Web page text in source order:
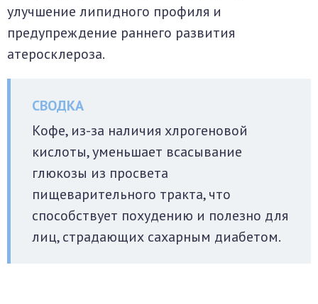
улучшение липидного профиля и
предупреждение раннего развития
атеросклероза.
Кофе, из-за наличия хлрогеновой
кислоты, уменьшает всасывание
глюкозы из просвета
пищеварительного тракта, что
способствует похудению и полезно для
лиц, страдающих сахарным диабетом.